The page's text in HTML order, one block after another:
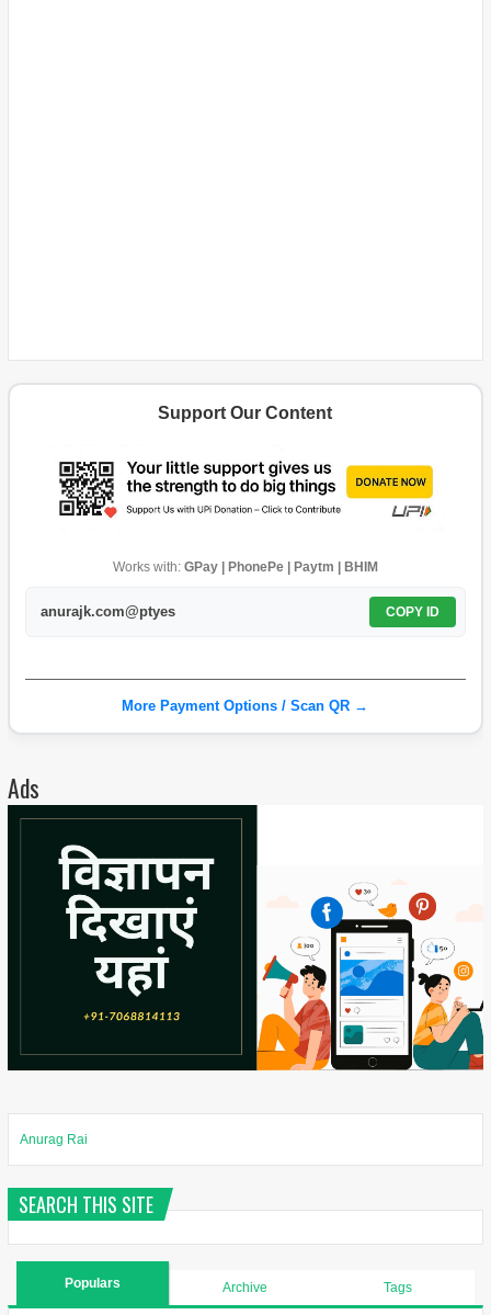
Support Our Content
Works with: GPay | PhonePe | Paytm | BHIM
anurajk.com@ptyes COPY ID
More Payment Options / Scan QR →
Ads
Anurag Rai
SEARCH THIS SITE
Populars Archive Tags